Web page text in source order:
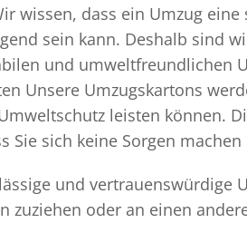
wissen, dass ein Umzug
sein kann. Deshalb sind
und umweltfreundlichen
Unsere Umzugskartons
leisten können.
Sie sich keine Sorgen
und
zuziehen oder an einen